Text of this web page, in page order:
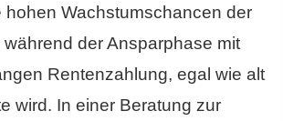
hohen Wachstumschancen der
der Ansparphase mit
Rentenzahlung, egal wie alt
wird. In einer Beratung zur